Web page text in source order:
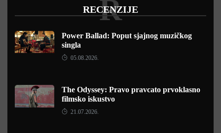
RECENZIJE
R
Power Ballad: Poput sjajnog muzičkog
singla
05.08.2026.
The Odyssey: Pravo pravcato prvoklasno
filmsko iskustvo
21.07.2026.